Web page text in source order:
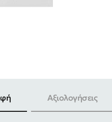
Αξιολογήσεις